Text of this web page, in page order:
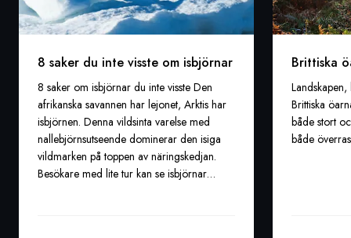
8 saker du inte visste om isbjörnar
8 saker om isbjörnar du inte visste Den
afrikanska savannen har lejonet, Arktis har
isbjörnen. Denna vildsinta varelse med
nallebjörnsutseende dominerar den isiga
vildmarken på toppen av näringskedjan.
Besökare med lite tur kan se isbjörnar
Brittiska
Brittiska
både stort
både